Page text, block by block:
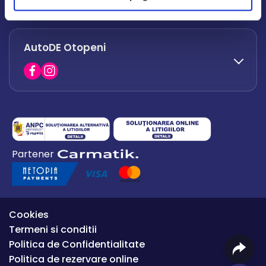
office.afumati@autode.ro
0730 063 852
0730 063 851
AutoDE Otopeni
0754 649 360
office.premium@autode.ro
Partener
Cookies
Termeni si conditii
Politica de Confidentialitate
Politica de rezervare online